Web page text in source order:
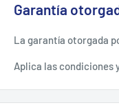
Contenido:
Garantías:
Garantía
La garantía otorgada
Aplica las condiciones